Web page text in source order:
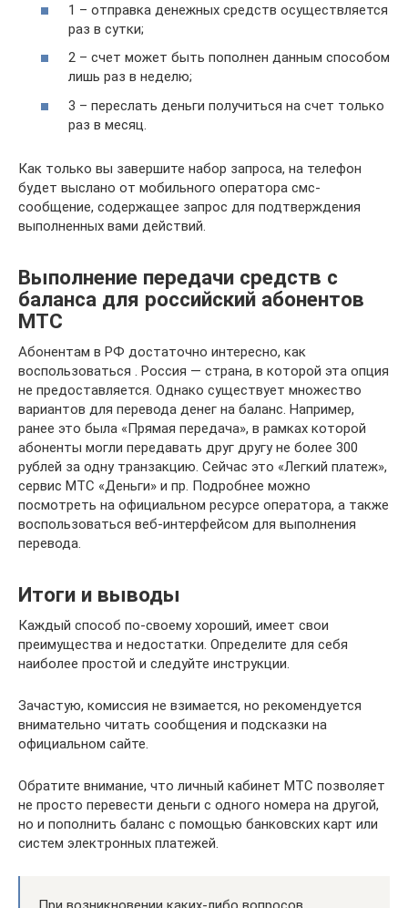
1 – отправка денежных средств осуществляется
раз в сутки;
2 – счет может быть пополнен данным способом
лишь раз в неделю;
3 – переслать деньги получиться на счет только
раз в месяц.
Как только вы завершите набор запроса, на телефон
будет выслано от мобильного оператора смс-
сообщение, содержащее запрос для подтверждения
выполненных вами действий.
Выполнение передачи средств с
баланса для российский абонентов
МТС
Абонентам в РФ достаточно интересно, как
воспользоваться . Россия — страна, в которой эта опция
не предоставляется. Однако существует множество
вариантов для перевода денег на баланс. Например,
ранее это была «Прямая передача», в рамках которой
абоненты могли передавать друг другу не более 300
рублей за одну транзакцию. Сейчас это «Легкий платеж»,
сервис МТС «Деньги» и пр. Подробнее можно
посмотреть на официальном ресурсе оператора, а также
воспользоваться веб-интерфейсом для выполнения
перевода.
Итоги и выводы
Каждый способ по-своему хороший, имеет свои
преимущества и недостатки. Определите для себя
наиболее простой и следуйте инструкции.
Зачастую, комиссия не взимается, но рекомендуется
внимательно читать сообщения и подсказки на
официальном сайте.
Обратите внимание, что личный кабинет МТС позволяет
не просто перевести деньги с одного номера на другой,
но и пополнить баланс с помощью банковских карт или
систем электронных платежей.